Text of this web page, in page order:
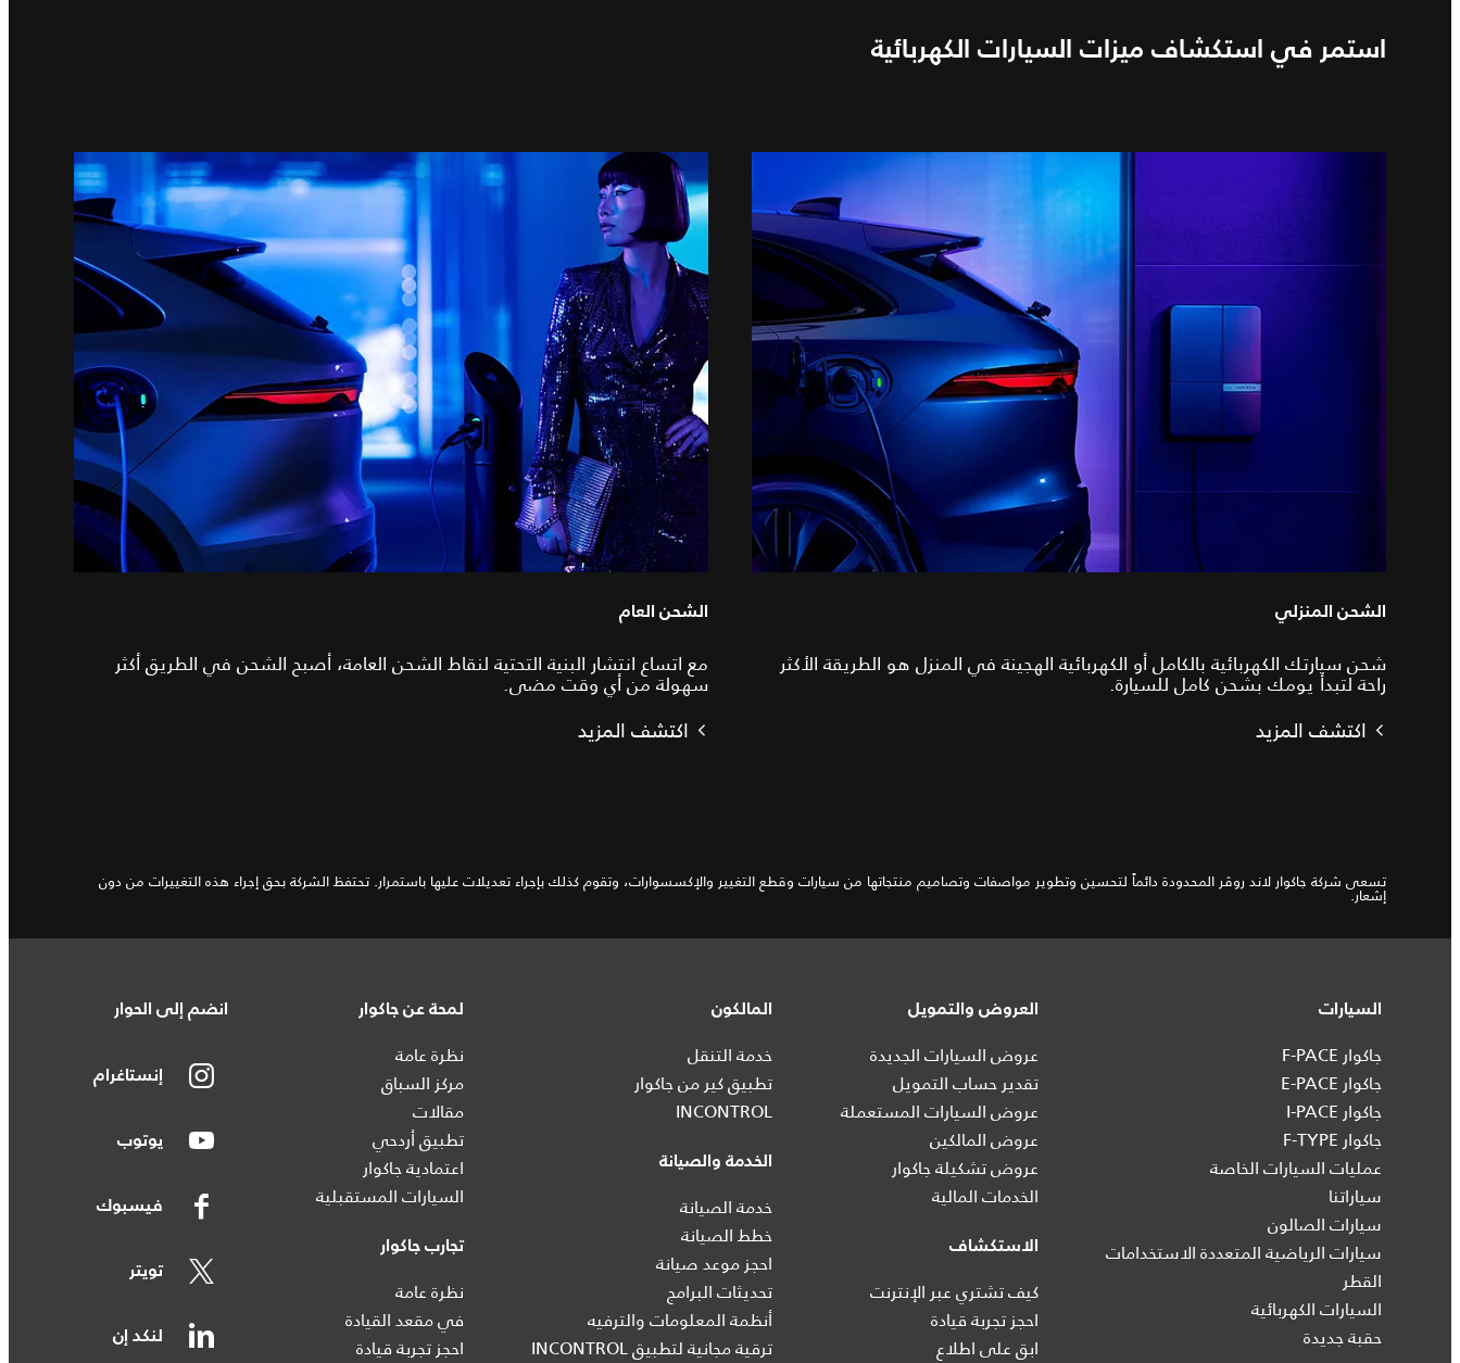
استمر في استكشاف ميزات السيارات الكهربائية
الشحن المنزلي
شحن سيارتك الكهربائية بالكامل أو الكهربائية الهجينة في المنزل هو الطريقة الأكثر
راحة لتبدأ يومك بشحن كامل للسيارة.
اكتشف المزيد
الشحن العام
مع اتساع انتشار البنية التحتية لنقاط الشحن العامة، أصبح الشحن في الطريق أكثر
سهولة من أي وقت مضى.
اكتشف المزيد
تسعى شركة جاكوار لاند روڤر المحدودة دائماً لتحسين وتطوير مواصفات وتصاميم منتجاتها من سيارات وقطع التغيير والإكسسوارات، وتقوم كذلك بإجراء تعديلات عليها باستمرار. تحتفظ الشركة بحق إجراء هذه التغييرات من دون
إشعار.
السيارات
جاكوار F-PACE
جاكوار E-PACE
جاكوار I‑PACE
جاكوار F-TYPE
عمليات السيارات الخاصة
سياراتنا
سيارات الصالون
سيارات الرياضية المتعددة الاستخدامات
القطر
السيارات الكهربائية
حقبة جديدة
العروض والتمويل
عروض السيارات الجديدة
تقدير حساب التمويل
عروض السيارات المستعملة
عروض المالكين
عروض تشكيلة جاكوار
الخدمات المالية
الاستكشاف
كيف تشتري عبر الإنترنت
احجز تجربة قيادة
ابق على اطلاع
المالكون
خدمة التنقل
تطبيق كير من جاكوار
INCONTROL
الخدمة والصيانة
خدمة الصيانة
خطط الصيانة
احجز موعد صيانة
تحديثات البرامج
أنظمة المعلومات والترفيه
ترقية مجانية لتطبيق INCONTROL
لمحة عن جاكوار
نظرة عامة
مركز السباق
مقالات
تطبيق أردحي
اعتمادية جاكوار
السيارات المستقبلية
تجارب جاكوار
نظرة عامة
في مقعد القيادة
احجز تجربة قيادة
انضم إلى الحوار
إنستاغرام
يوتوب
فيسبوك
تويتر
لنكد إن